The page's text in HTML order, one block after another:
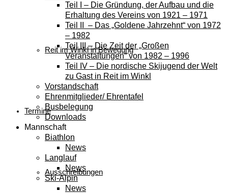
Reit im Winkl in Bewegung
Termine
Ausschreibungen
Teil I – Die Gründung, der Aufbau und die
Erhaltung des Vereins von 1921 – 1971
Teil II – Das „Goldene Jahrzehnt“ von 1972
– 1982
Teil III – Die Zeit der „Großen
Veranstaltungen“ von 1982 – 1996
Teil IV – Die nordische Skijugend der Welt
zu Gast in Reit im Winkl
Vorstandschaft
Ehrenmitglieder/ Ehrentafel
Busbelegung
Downloads
Mannschaft
Biathlon
News
Langlauf
News
Ski-Alpin
News